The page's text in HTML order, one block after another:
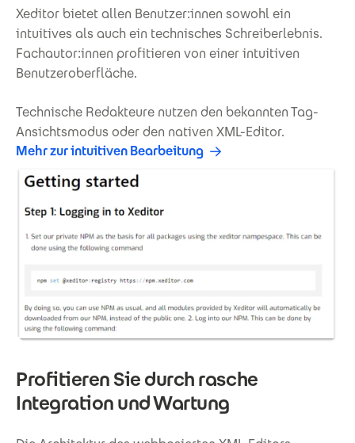
Xeditor bietet allen Benutzer:innen sowohl ein
intuitives als auch ein technisches Schreiberlebnis.
Fachautor:innen profitieren von einer intuitiven
Benutzeroberfläche.
Technische Redakteure nutzen den bekannten Tag-
Ansichtsmodus oder den nativen XML-Editor.
Mehr zur intuitiven Bearbeitung
Profitieren Sie durch rasche
Integration und Wartung